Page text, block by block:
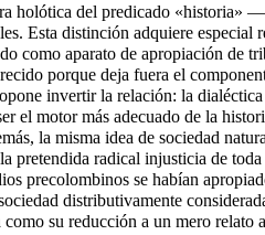
holótica del predicado «historia»
Esta distinción adquiere
como aparato de apropiación de
porque deja fuera el
invertir la relación: la
el motor más adecuado de la
la misma idea de sociedad
pretendida radical injusticia de
precolombinos se habían
distributivamente
su reducción a un mero relato